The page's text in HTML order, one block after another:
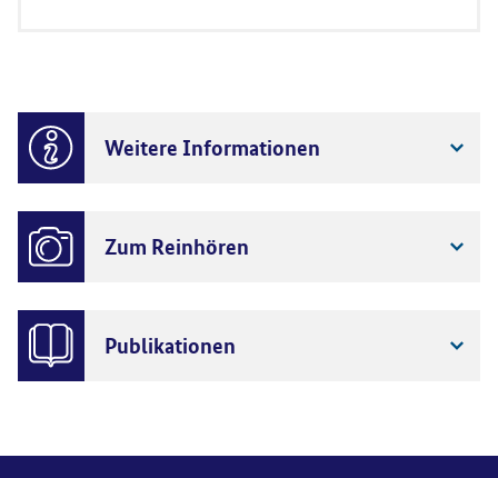
Weitere Informationen
Zum Reinhören
Publikationen